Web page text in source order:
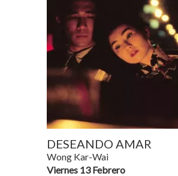
DESEANDO AMAR
Wong Kar-Wai
Viernes 13 Febrero